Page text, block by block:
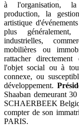
à l'organisation,
production, la
artistique
plus généralement,
industrielles,
mobilières ou
rattacher
l'objet social ou à
connexe, ou
développement.
Shaaban demeurant
SCHAERBEEK
compter de son
PARIS.